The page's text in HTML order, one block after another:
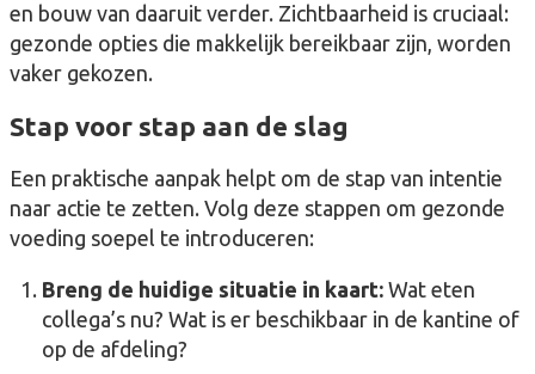
en bouw van daaruit verder. Zichtbaarheid is cruciaal:
gezonde opties die makkelijk bereikbaar zijn, worden
vaker gekozen.
Stap voor stap aan de slag
Een praktische aanpak helpt om de stap van intentie
naar actie te zetten. Volg deze stappen om gezonde
voeding soepel te introduceren:
Breng de huidige situatie in kaart: Wat eten
collega’s nu? Wat is er beschikbaar in de kantine of
op de afdeling?